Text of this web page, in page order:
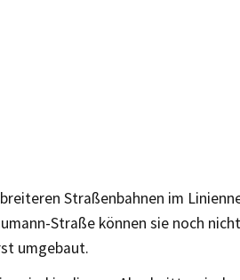
Straßenbahnen im
Straße können sie noch
umgebaut.